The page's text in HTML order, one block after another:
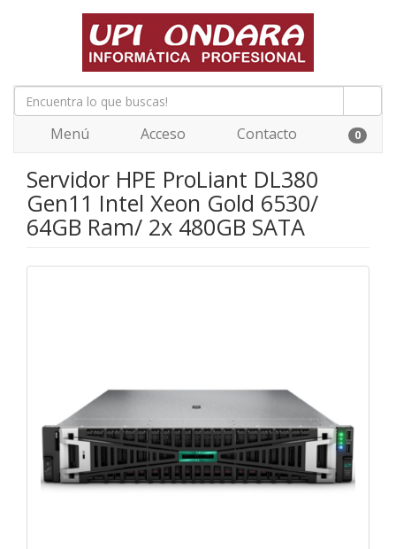
Menú Acceso Contacto 0
Servidor HPE ProLiant DL380
Gen11 Intel Xeon Gold 6530/
64GB Ram/ 2x 480GB SATA